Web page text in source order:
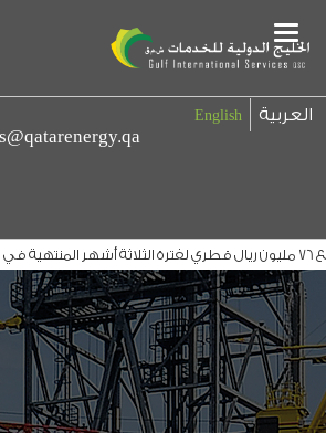
Main
Menu
English العربية
الدولية توقع عقداً مع التجاري لتوزيع ارباحها لمدة 3 سنوات